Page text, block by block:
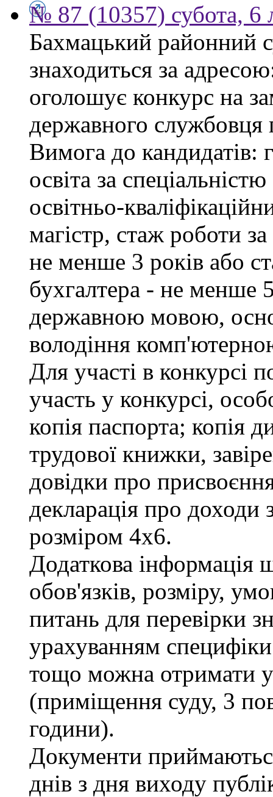
№ 87 (10357) субота, 6
Бахмацький районний
знаходиться за
оголошує конкурс на
державного службовця
Вимога до кандидатів:
освіта за
освітньо-
магістр, стаж роботи
не менше 3 років або
бухгалтера - не менше
державною мовою,
володіння
Для участі в конкурсі
участь у конкурсі,
копія паспорта; копія
трудової книжки,
довідки про
декларація про доходи
розміром 4х6.
Додаткова інформація
обов'язків, розміру,
питань для перевірки
урахуванням
тощо можна отримати у
(приміщення суду, 3
години).
Документи
днів з дня виходу